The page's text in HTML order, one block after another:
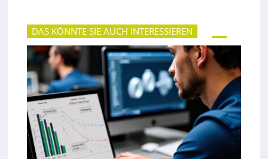
D
y
a
i
k
u
n
d
P
l
a
t
z
l
g
e
w
d
e
t
r
i
b
u
n
d
DAS KÖNNTE SIE AUCH INTERESSIEREN